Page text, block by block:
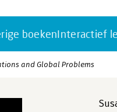
boekenInteractief
and Global Problems